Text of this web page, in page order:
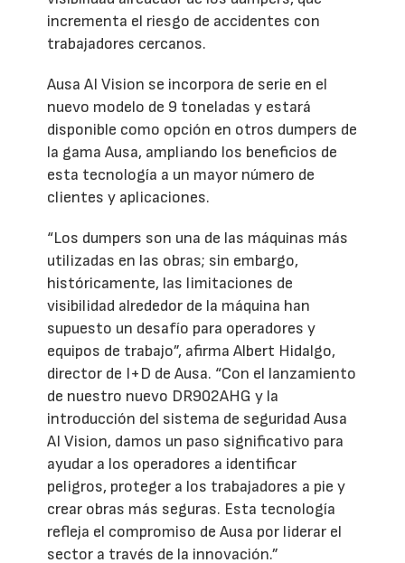
incrementa el riesgo de accidentes con
trabajadores cercanos.
Ausa AI Vision se incorpora de serie en el
nuevo modelo de 9 toneladas y estará
disponible como opción en otros dumpers de
la gama Ausa, ampliando los beneficios de
esta tecnología a un mayor número de
clientes y aplicaciones.
“Los dumpers son una de las máquinas más
utilizadas en las obras; sin embargo,
históricamente, las limitaciones de
visibilidad alrededor de la máquina han
supuesto un desafío para operadores y
equipos de trabajo”, afirma Albert Hidalgo,
director de I+D de Ausa. “Con el lanzamiento
de nuestro nuevo DR902AHG y la
introducción del sistema de seguridad Ausa
AI Vision, damos un paso significativo para
ayudar a los operadores a identificar
peligros, proteger a los trabajadores a pie y
crear obras más seguras. Esta tecnología
refleja el compromiso de Ausa por liderar el
sector a través de la innovación.”